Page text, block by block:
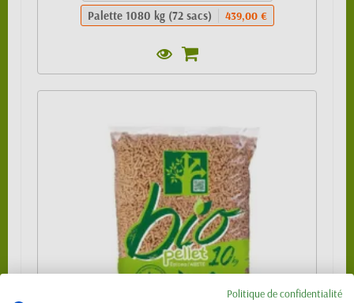
Palette 1080 kg (72 sacs) 439,00 €
Politique de confidentialité